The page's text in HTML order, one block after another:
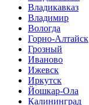
Владикавказ
Владимир
Вологда
Горно-Алтайск
Грозный
Иваново
Ижевск
Иркутск
Йошкар-Ола
Калининград